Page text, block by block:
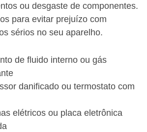
ou desgaste de componentes.
para evitar prejuízo com
sérios no seu aparelho.
de fluido interno ou gás
danificado ou termostato com
elétricos ou placa eletrônica